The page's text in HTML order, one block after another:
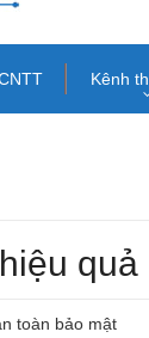
Kênh
toàn bảo mật